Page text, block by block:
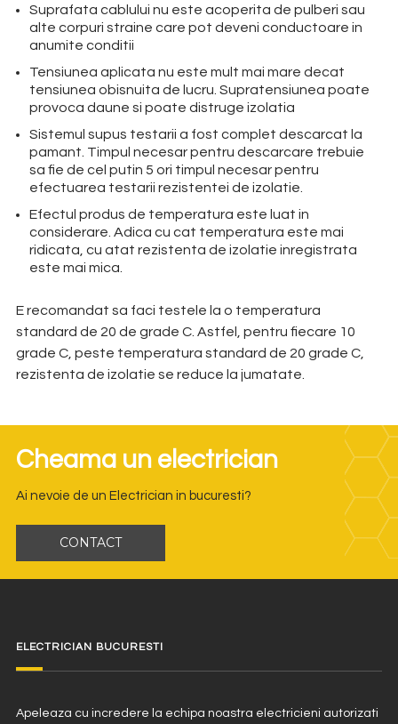
Suprafata cablului nu este acoperita de pulberi sau
alte corpuri straine care pot deveni conductoare in
anumite conditii
Tensiunea aplicata nu este mult mai mare decat
tensiunea obisnuita de lucru. Supratensiunea poate
provoca daune si poate distruge izolatia
Sistemul supus testarii a fost complet descarcat la
pamant. Timpul necesar pentru descarcare trebuie
sa fie de cel putin 5 ori timpul necesar pentru
efectuarea testarii rezistentei de izolatie.
Efectul produs de temperatura este luat in
considerare. Adica cu cat temperatura este mai
ridicata, cu atat rezistenta de izolatie inregistrata
este mai mica.
E recomandat sa faci testele la o temperatura
standard de 20 de grade C. Astfel, pentru fiecare 10
grade C, peste temperatura standard de 20 grade C,
rezistenta de izolatie se reduce la jumatate.
Cheama un electrician
Ai nevoie de un Electrician in bucuresti?
CONTACT
ELECTRICIAN BUCURESTI
Apeleaza cu incredere la echipa noastra electricieni autorizati